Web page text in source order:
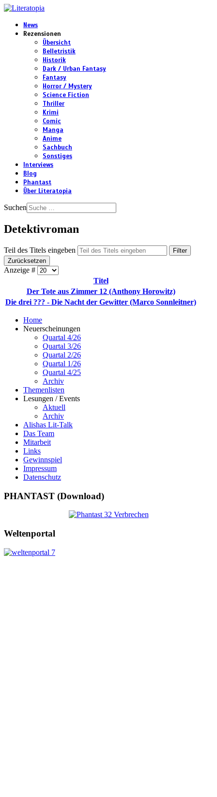
News
Rezensionen
Übersicht
Belletristik
Historik
Dark / Urban Fantasy
Fantasy
Horror / Mystery
Science Fiction
Thriller
Krimi
Comic
Manga
Anime
Sachbuch
Sonstiges
Interviews
Blog
Phantast
Über Literatopia
Suchen
Detektivroman
Teil des Titels eingeben
Filter
Zurücksetzen
Anzeige #
Titel
Der Tote aus Zimmer 12 (Anthony Horowitz)
Die drei ??? - Die Nacht der Gewitter (Marco Sonnleitner)
Home
Neuerscheinungen
Quartal 4/26
Quartal 3/26
Quartal 2/26
Quartal 1/26
Quartal 4/25
Archiv
Themenlisten
Lesungen / Events
Aktuell
Archiv
Alishas Lit-Talk
Das Team
Mitarbeit
Links
Gewinnspiel
Impressum
Datenschutz
PHANTAST (Download)
Weltenportal